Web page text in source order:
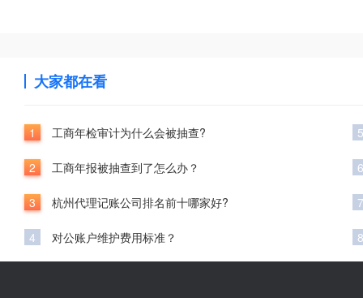
大家都在看
1 工商年检审计为什么会被抽查?
2 工商年报被抽查到了怎么办？
3 杭州代理记账公司排名前十哪家好?
4 对公账户维护费用标准？
5
6
7
8